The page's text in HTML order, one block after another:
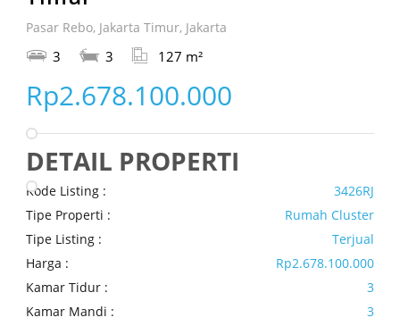
Pasar Rebo, Jakarta Timur, Jakarta
3 3 127 m²
Rp2.678.100.000
DETAIL PROPERTI
Kode Listing :
3426RJ
Tipe Properti :
Rumah Cluster
Tipe Listing :
Terjual
Harga :
Rp2.678.100.000
Kamar Tidur :
3
Kamar Mandi :
3